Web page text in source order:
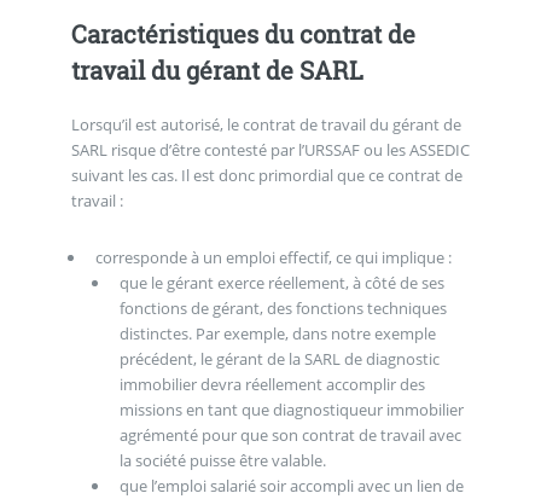
Caractéristiques du contrat de
travail du gérant de SARL
Lorsqu’il est autorisé, le contrat de travail du gérant de
SARL risque d’être contesté par l’URSSAF ou les ASSEDIC
suivant les cas. Il est donc primordial que ce contrat de
travail :
corresponde à un emploi effectif, ce qui implique :
que le gérant exerce réellement, à côté de ses
fonctions de gérant, des fonctions techniques
distinctes. Par exemple, dans notre exemple
précédent, le gérant de la SARL de diagnostic
immobilier devra réellement accomplir des
missions en tant que diagnostiqueur immobilier
agrémenté pour que son contrat de travail avec
la société puisse être valable.
que l’emploi salarié soir accompli avec un lien de